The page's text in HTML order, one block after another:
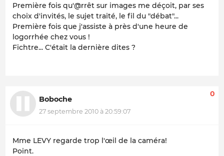
Première fois qu'@rrêt sur images me déçoit, par ses
choix d'invités, le sujet traité, le fil du "débat"...
Première fois que j'assiste à près d'une heure de
logorrhée chez vous !
Fichtre... C'était la dernière dites ?
Boboche
27 septembre 2010 à 20:59:07
0
Mme LEVY regarde trop l'œil de la caméra!
Point.